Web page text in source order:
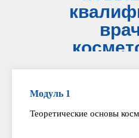
Модуль 1
Теоретические основы